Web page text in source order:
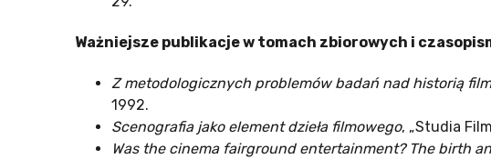
Ważniejsze publikacje w tomach zbiorowych i
Z metodologicznych problemów badań nad historią
1992.
Scenografia jako element dzieła filmowego, „Studia
Was the cinema fairground entertainment? The birth